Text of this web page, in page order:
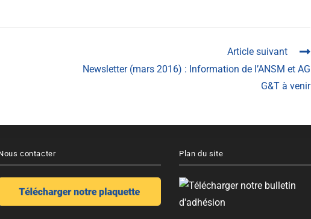
Article suivant
Newsletter (mars 2016) : Information de l’ANSM et AG
G&T à venir
contacter Plan du site